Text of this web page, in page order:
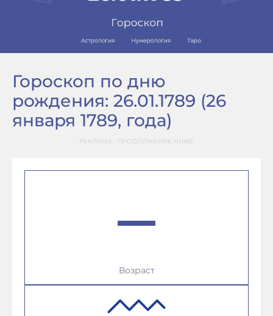
Гороскоп по дню
рождения: 26.01.1789 (26
января 1789, года)
РЕКЛАМА - ПРОДОЛЖЕНИЕ НИЖЕ
–
Возраст